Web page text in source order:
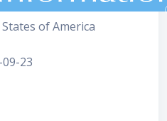
of America
23